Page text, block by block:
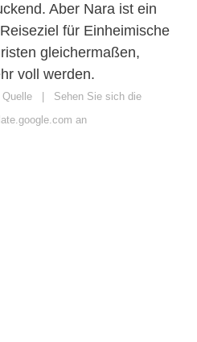
Aber Nara ist ein
für Einheimische
gleichermaßen,
voll werden.
Sehen Sie sich die
an